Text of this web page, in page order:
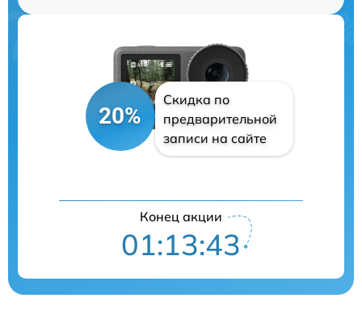
20%
Скидка по
предварительной
записи на сайте
Конец акции
01:13:42